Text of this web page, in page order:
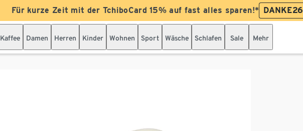
Für kurze Zeit mit der TchiboCard 15% auf fast alles sparen!* DANKE26
Kaffee Damen Herren Kinder Wohnen Sport Wäsche Schlafen Sale Mehr